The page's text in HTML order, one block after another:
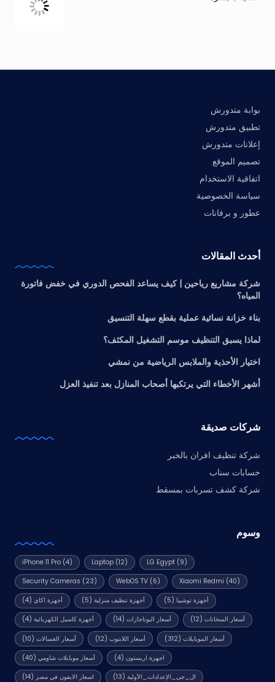
بوابة متدورش
تطبيق متدورش
إعلانات متدورش
تصميم الموقع
اتفاقية الاستخدام
سياسة الخصوصية
عطور و برفانات
أحدث المقالات
شركة مشاريع رياحين | كيف يساعد الفحص الدوري في خفض فاتورة
المياه؟
بناء خزانة نسائية عملية بقطع سهلة التنسيق
لماذا يسبق التنظيف موسم التشغيل المكثف؟
اختيار الأحذية والملابس الرياضية من نمشي
أشهر الأخطاء التي يرتكبها أصحاب المنازل بعد تنفيذ العزل
شركات صديقة
شركة تنظيف افران بالخبر
حسابات سناب
شركة كشف تسربات بمسقط
وسوم
iPhone 11 Pro (4) Laptop(12) LG Egypt(9)
Security Cameras (23) WebOS TV(6) Xiaomi Redmi (40)
أجهزة اكاي(4) أجهزة تنظيف منزلية (5) أجهزة توشيبا (5)
أجهزة كاسيل الكهربائية(4) أسعار البوتاجازات (14) أسعار السخانات (12)
أسعار الغسالات(10) أسعار اللابتوب (12) أسعار الموبايلات (312)
أسعار موبايلات شاومي(40) اجهزة اريستون (4)
اسعار الايفون في مصر (14) ال_جى_الإعدادات_الأولية (13)